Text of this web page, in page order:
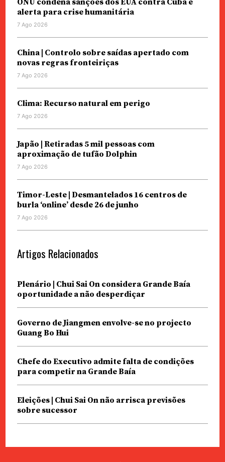
ONU condena sanções dos EUA contra Cuba e
alerta para crise humanitária
7 Ago 2026
China | Controlo sobre saídas apertado com
novas regras fronteiriças
7 Ago 2026
Clima: Recurso natural em perigo
7 Ago 2026
Japão | Retiradas 5 mil pessoas com
aproximação de tufão Dolphin
7 Ago 2026
Timor-Leste | Desmantelados 16 centros de
burla ‘online’ desde 26 de junho
7 Ago 2026
Artigos Relacionados
Plenário | Chui Sai On considera Grande Baía
oportunidade a não desperdiçar
Governo de Jiangmen envolve-se no projecto
Guang Bo Hui
Chefe do Executivo admite falta de condições
para competir na Grande Baía
Eleições | Chui Sai On não arrisca previsões
sobre sucessor